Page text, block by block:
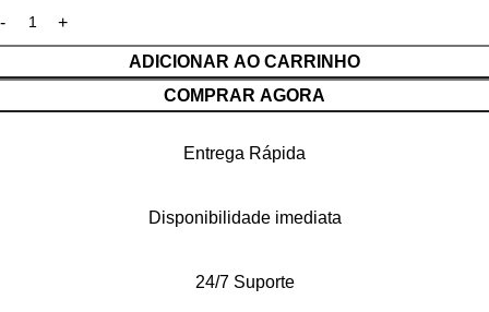
ADICIONAR AO CARRINHO
COMPRAR AGORA
Entrega Rápida
Disponibilidade imediata
24/7 Suporte